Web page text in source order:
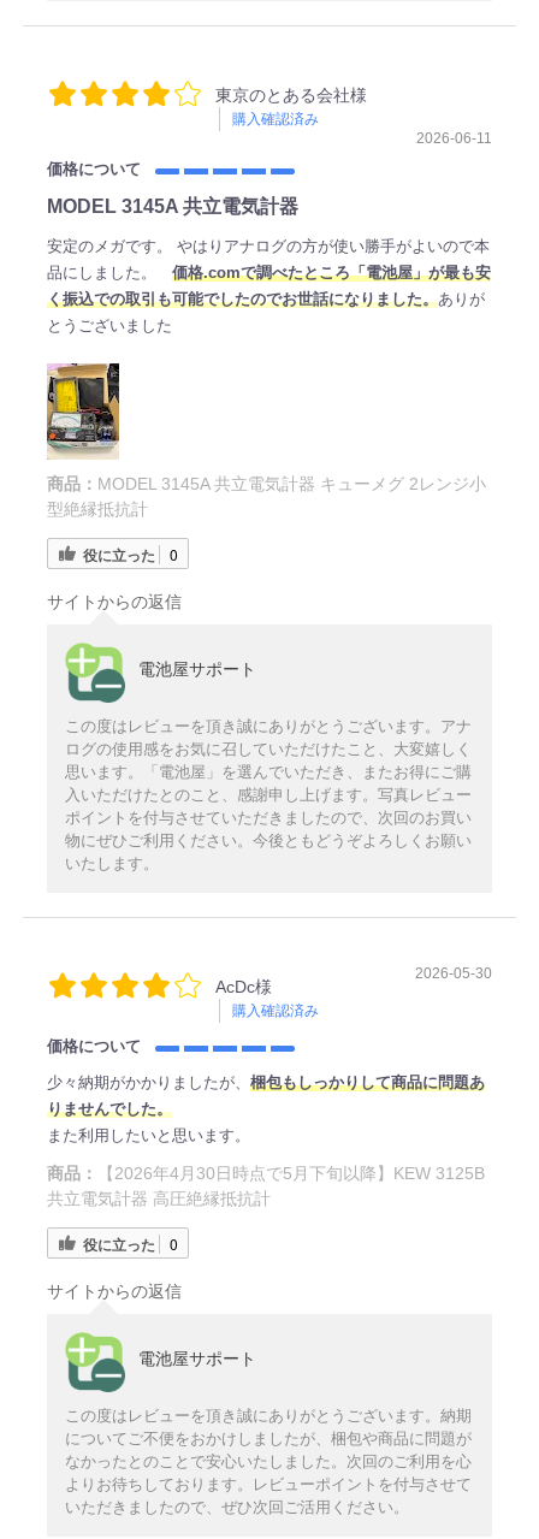
東京のとある会社様
購入確認済み
2026-06-11
価格について
MODEL 3145A 共立電気計器
安定のメガです。 やはりアナログの方が使い勝手がよいので本
品にしました。 価格.comで調べたところ「電池屋」が最も安
く振込での取引も可能でしたのでお世話になりました。ありが
とうございました
商品： MODEL 3145A 共立電気計器 キューメグ 2レンジ小
型絶縁抵抗計
役に立った 0
サイトからの返信
電池屋サポート
この度はレビューを頂き誠にありがとうございます。アナ
ログの使用感をお気に召していただけたこと、大変嬉しく
思います。「電池屋」を選んでいただき、またお得にご購
入いただけたとのこと、感謝申し上げます。写真レビュー
ポイントを付与させていただきましたので、次回のお買い
物にぜひご利用ください。今後ともどうぞよろしくお願い
いたします。
AcDc様
購入確認済み
2026-05-30
価格について
少々納期がかかりましたが、 梱包もしっかりして商品に問題あ
りませんでした。
また利用したいと思います。
商品：
【2026年4月30日時点で5月下旬以降】KEW 3125B
共立電気計器 高圧絶縁抵抗計
役に立った 0
サイトからの返信
電池屋サポート
この度はレビューを頂き誠にありがとうございます。納期
についてご不便をおかけしましたが、梱包や商品に問題が
なかったとのことで安心いたしました。次回のご利用を心
よりお待ちしております。レビューポイントを付与させて
いただきましたので、ぜひ次回ご活用ください。